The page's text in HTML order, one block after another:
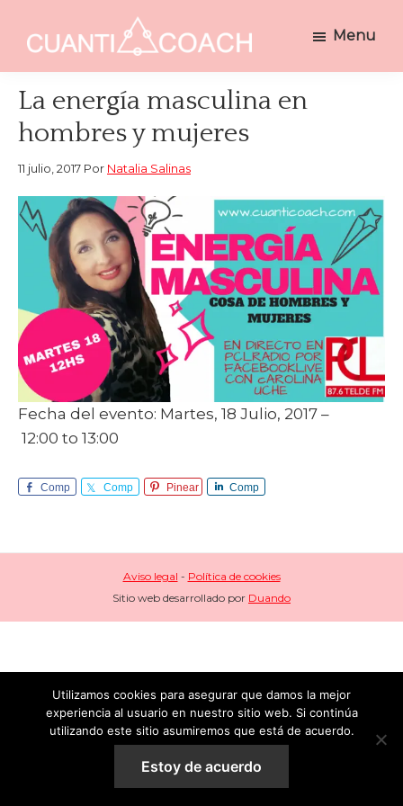
navegación
principal
principal
Coaching
Holístico
Integrativo
Menu
La energía masculina en
hombres y mujeres
11 julio, 2017 Por Natalia Salinas
Fecha del evento: Martes, 18 Julio, 2017 –
12:00 to 13:00
Comp
Comp
Pinear
Comp
Aviso legal - Política de cookies
Sitio web desarrollado por Duando
Utilizamos cookies para asegurar que damos la mejor
experiencia al usuario en nuestro sitio web. Si continúa
utilizando este sitio asumiremos que está de acuerdo.
Estoy de acuerdo